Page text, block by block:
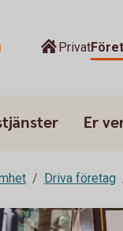
Privat
Er
Driva företag